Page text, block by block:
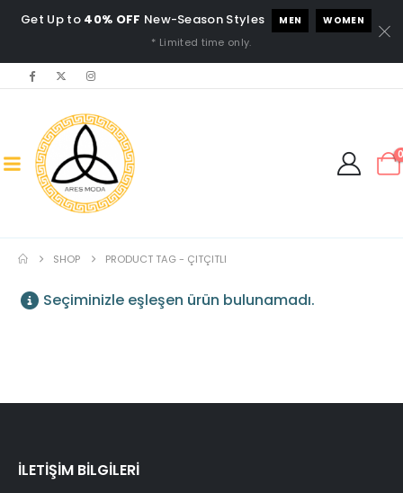
Get Up to 40% OFF New-Season Styles MEN WOMEN
* Limited time only.
SHOP PRODUCT TAG - ÇITÇITLI
Seçiminizle eşleşen ürün bulunamadı.
İLETİŞİM BİLGİLERİ